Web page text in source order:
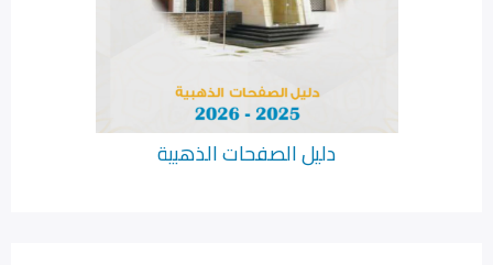
دليل الصفحات الذهبية